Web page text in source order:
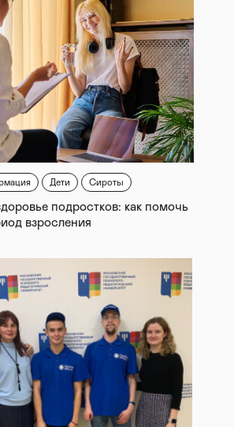
Дети Сироты
подростков: как помочь
взросления